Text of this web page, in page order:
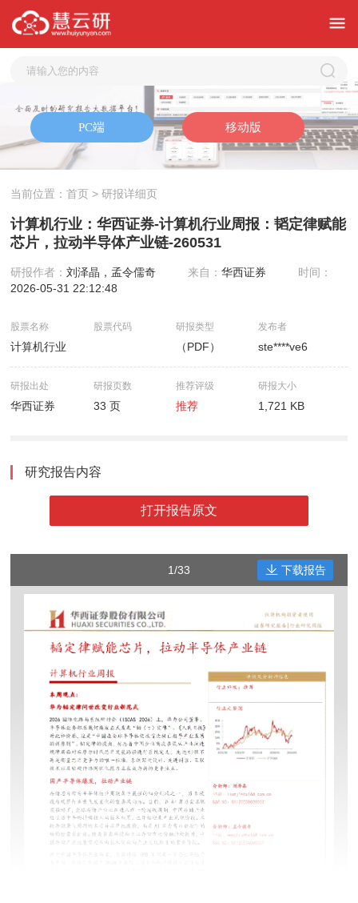
当前位置：首页 > 研报详细页
计算机行业：华西证券-计算机行业周报：韬定律赋能
芯片，拉动半导体产业链-260531
研报作者：刘泽晶，孟令儒奇 来自：华西证券
时间：
2026-05-31 22:12:48
股票名称
计算机行业
股票代码 研报类型
（PDF）
发布者
ste****ve6
研报出处
华西证券
研报页数
33 页
推荐评级
推荐
研报大小
1,721 KB
研究报告内容
打开报告原文
1/33 下载报告